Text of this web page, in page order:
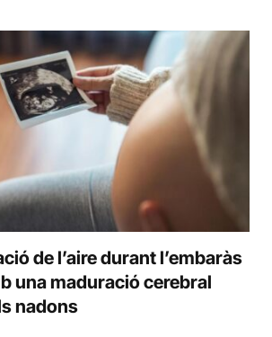
de l’aire durant l’embaràs
una maduració cerebral
nadons